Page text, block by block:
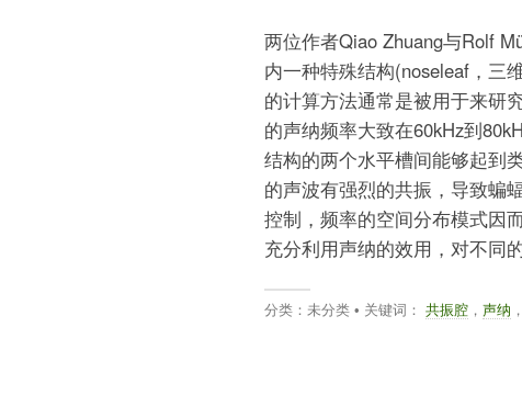
两位作者Qiao Zhuang与Rolf
内一种特殊结构(noseleaf，三
的计算方法通常是被用于来研
的声纳频率大致在60kHz到
结构的两个水平槽间能够起到
的声波有强烈的共振，导致蝙
控制，频率的空间分布模式因
充分利用声纳的效用，对不同
分类：未分类 • 关键词： 共振腔， 声纳 ，